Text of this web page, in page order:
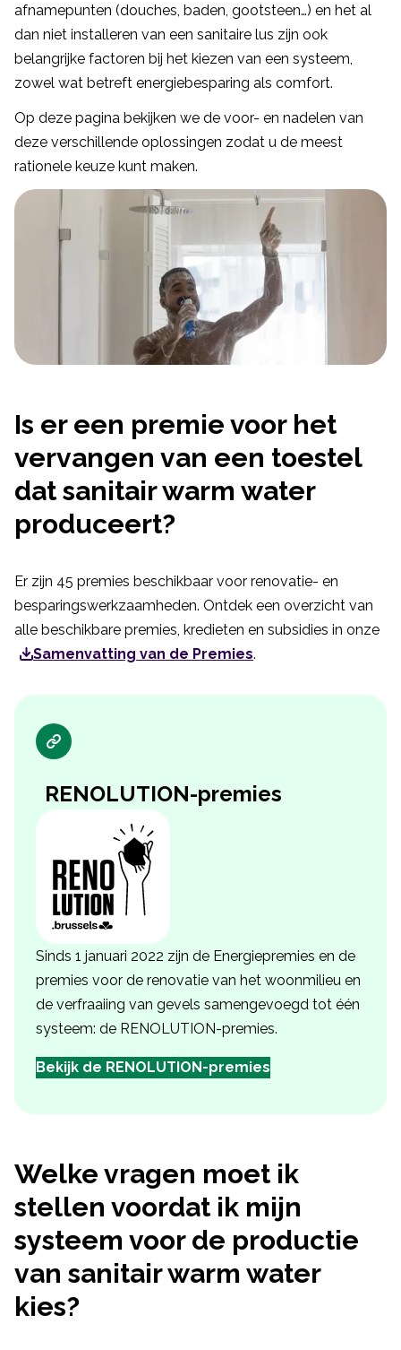
afnamepunten (douches, baden, gootsteen…) en het al
dan niet installeren van een sanitaire lus zijn ook
belangrijke factoren bij het kiezen van een systeem,
zowel wat betreft energiebesparing als comfort.
Op deze pagina bekijken we de voor- en nadelen van
deze verschillende oplossingen zodat u de meest
rationele keuze kunt maken.
Is er een premie voor het
vervangen van een toestel
dat sanitair warm water
produceert?
Er zijn 45 premies beschikbaar voor renovatie- en
besparingswerkzaamheden. Ontdek een overzicht van
alle beschikbare premies, kredieten en subsidies in onze
Samenvatting van de Premies.
RENOLUTION-premies
Sinds 1 januari 2022 zijn de Energiepremies en de
premies voor de renovatie van het woonmilieu en
de verfraaiing van gevels samengevoegd tot één
systeem: de RENOLUTION-premies.
Bekijk de RENOLUTION-premies
Welke vragen moet ik
stellen voordat ik mijn
systeem voor de productie
van sanitair warm water
kies?